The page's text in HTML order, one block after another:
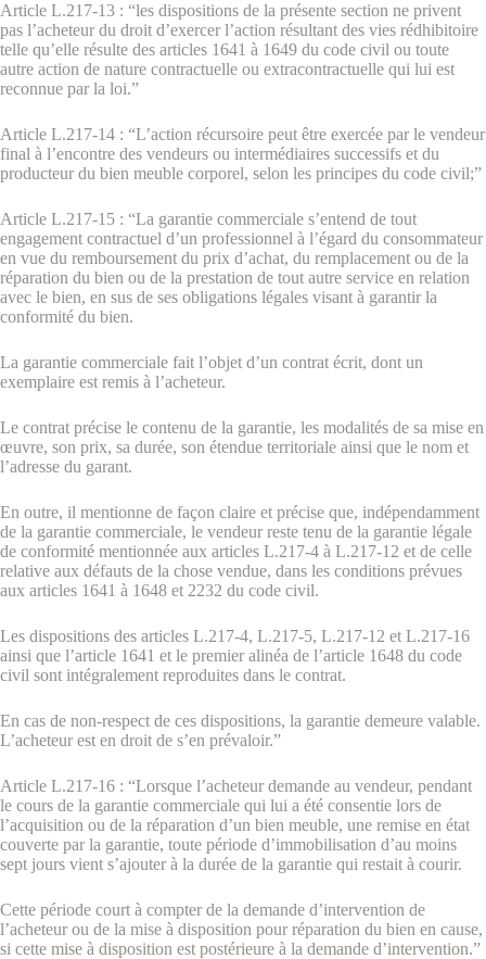
Article L.217-13 : “les dispositions de la présente section ne privent
pas l’acheteur du droit d’exercer l’action résultant des vies rédhibitoire
telle qu’elle résulte des articles 1641 à 1649 du code civil ou toute
autre action de nature contractuelle ou extracontractuelle qui lui est
reconnue par la loi.”
Article L.217-14 : “L’action récursoire peut être exercée par le vendeur
final à l’encontre des vendeurs ou intermédiaires successifs et du
producteur du bien meuble corporel, selon les principes du code civil;”
Article L.217-15 : “La garantie commerciale s’entend de tout
engagement contractuel d’un professionnel à l’égard du consommateur
en vue du remboursement du prix d’achat, du remplacement ou de la
réparation du bien ou de la prestation de tout autre service en relation
avec le bien, en sus de ses obligations légales visant à garantir la
conformité du bien.
La garantie commerciale fait l’objet d’un contrat écrit, dont un
exemplaire est remis à l’acheteur.
Le contrat précise le contenu de la garantie, les modalités de sa mise en
œuvre, son prix, sa durée, son étendue territoriale ainsi que le nom et
l’adresse du garant.
En outre, il mentionne de façon claire et précise que, indépendamment
de la garantie commerciale, le vendeur reste tenu de la garantie légale
de conformité mentionnée aux articles L.217-4 à L.217-12 et de celle
relative aux défauts de la chose vendue, dans les conditions prévues
aux articles 1641 à 1648 et 2232 du code civil.
Les dispositions des articles L.217-4, L.217-5, L.217-12 et L.217-16
ainsi que l’article 1641 et le premier alinéa de l’article 1648 du code
civil sont intégralement reproduites dans le contrat.
En cas de non-respect de ces dispositions, la garantie demeure valable.
L’acheteur est en droit de s’en prévaloir.”
Article L.217-16 : “Lorsque l’acheteur demande au vendeur, pendant
le cours de la garantie commerciale qui lui a été consentie lors de
l’acquisition ou de la réparation d’un bien meuble, une remise en état
couverte par la garantie, toute période d’immobilisation d’au moins
sept jours vient s’ajouter à la durée de la garantie qui restait à courir.
Cette période court à compter de la demande d’intervention de
l’acheteur ou de la mise à disposition pour réparation du bien en cause,
si cette mise à disposition est postérieure à la demande d’intervention.”